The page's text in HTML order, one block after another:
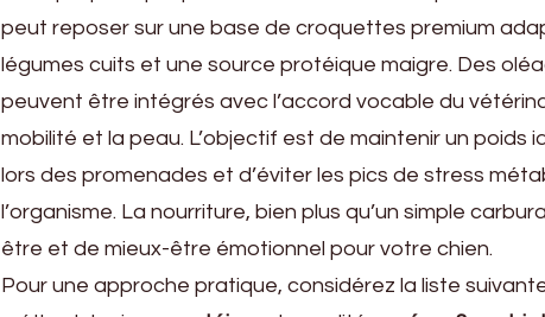
peut reposer sur une base de croquettes premium
légumes cuits et une source protéique maigre. Des
peuvent être intégrés avec l’accord vocable du
mobilité et la peau. L’objectif est de maintenir un poids
lors des promenades et d’éviter les pics de stress
l’organisme. La nourriture, bien plus qu’un simple
être et de mieux-être émotionnel pour votre chien.
Pour une approche pratique, considérez la liste